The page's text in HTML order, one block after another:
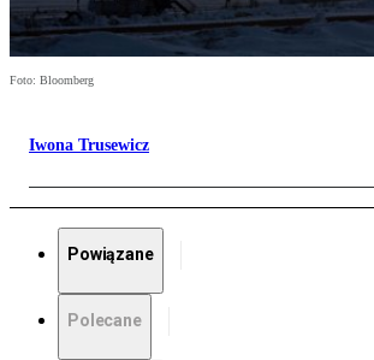
Foto: Bloomberg
Iwona Trusewicz
Powiązane
Polecane